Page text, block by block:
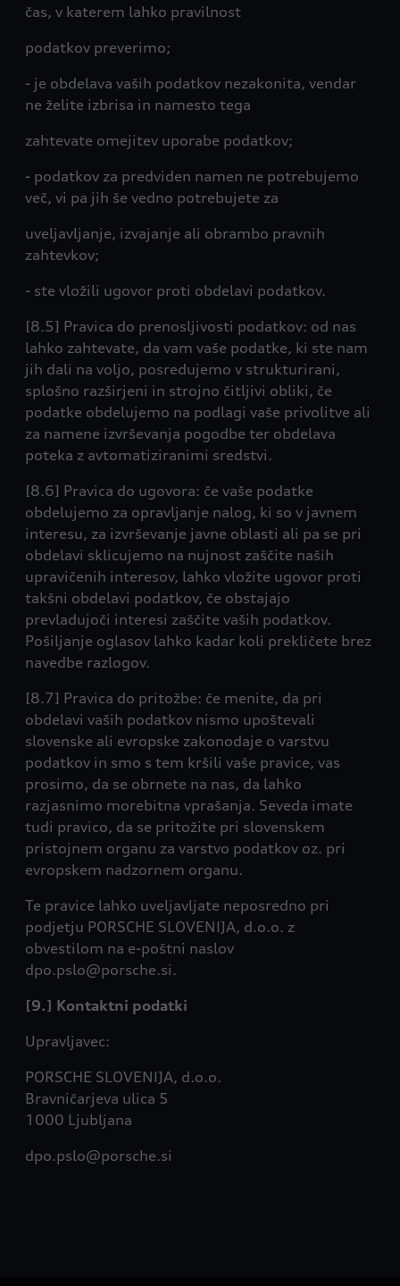
čas, v katerem lahko pravilnost
podatkov preverimo;
- je obdelava vaših podatkov nezakonita, vendar
ne želite izbrisa in namesto tega
zahtevate omejitev uporabe podatkov;
- podatkov za predviden namen ne potrebujemo
več, vi pa jih še vedno potrebujete za
uveljavljanje, izvajanje ali obrambo pravnih
zahtevkov;
- ste vložili ugovor proti obdelavi podatkov.
[8.5] Pravica do prenosljivosti podatkov: od nas
lahko zahtevate, da vam vaše podatke, ki ste nam
jih dali na voljo, posredujemo v strukturirani,
splošno razširjeni in strojno čitljivi obliki, če
podatke obdelujemo na podlagi vaše privolitve ali
za namene izvrševanja pogodbe ter obdelava
poteka z avtomatiziranimi sredstvi.
[8.6] Pravica do ugovora: če vaše podatke
obdelujemo za opravljanje nalog, ki so v javnem
interesu, za izvrševanje javne oblasti ali pa se pri
obdelavi sklicujemo na nujnost zaščite naših
upravičenih interesov, lahko vložite ugovor proti
takšni obdelavi podatkov, če obstajajo
prevladujoči interesi zaščite vaših podatkov.
Pošiljanje oglasov lahko kadar koli prekličete brez
navedbe razlogov.
[8.7] Pravica do pritožbe: če menite, da pri
obdelavi vaših podatkov nismo upoštevali
slovenske ali evropske zakonodaje o varstvu
podatkov in smo s tem kršili vaše pravice, vas
prosimo, da se obrnete na nas, da lahko
razjasnimo morebitna vprašanja. Seveda imate
tudi pravico, da se pritožite pri slovenskem
pristojnem organu za varstvo podatkov oz. pri
evropskem nadzornem organu.
Te pravice lahko uveljavljate neposredno pri
podjetju PORSCHE SLOVENIJA, d.o.o. z
obvestilom na e-poštni naslov
dpo.pslo@porsche.si.
[9.] Kontaktni podatki
Upravljavec:
PORSCHE SLOVENIJA, d.o.o.
Bravničarjeva ulica 5
1000 Ljubljana
dpo.pslo@porsche.si